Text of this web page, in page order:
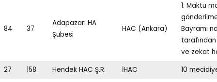
84 37
Adapazarı HA
Şubesi
HAC (Ankara)
1. Maktu
Bayramı
ve zekat
27
158 Hendek HAC Ş.R. İHAC 10